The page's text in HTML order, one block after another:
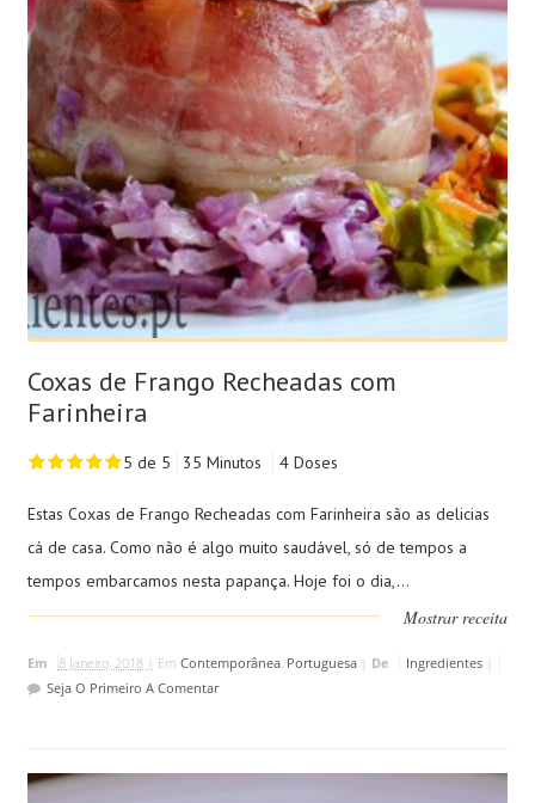
Coxas de Frango Recheadas com
Farinheira
5 de 5 35 Minutos 4 Doses
Estas Coxas de Frango Recheadas com Farinheira são as delicias
cá de casa. Como não é algo muito saudável, só de tempos a
tempos embarcamos nesta papança. Hoje foi o dia,...
Mostrar receita
Em 8 Janeiro, 2018 | Em Contemporânea, Portuguesa| De Ingredientes|
Seja O Primeiro A Comentar